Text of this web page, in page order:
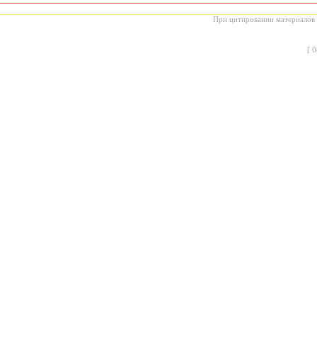
При цитировании материалов
[